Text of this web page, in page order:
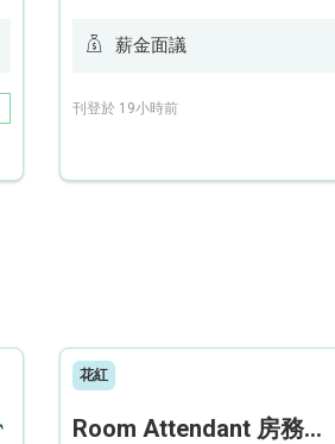
薪金面議
刊登於 19小時前
花紅
Room Attendant 房務員 (Accor Hotel)